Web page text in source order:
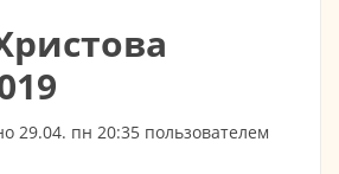
29.04. пн 20:35 пользователем